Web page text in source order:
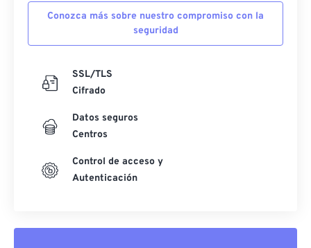
Conozca más sobre nuestro compromiso con la
seguridad
SSL/TLS
Cifrado
Datos seguros
Centros
Control de acceso y
Autenticación